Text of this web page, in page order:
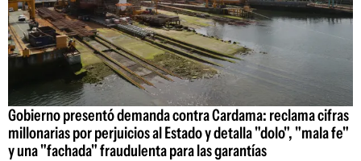
Gobierno presentó demanda contra Cardama: reclama cifras
millonarias por perjuicios al Estado y detalla "dolo", "mala fe"
y una "fachada" fraudulenta para las garantías